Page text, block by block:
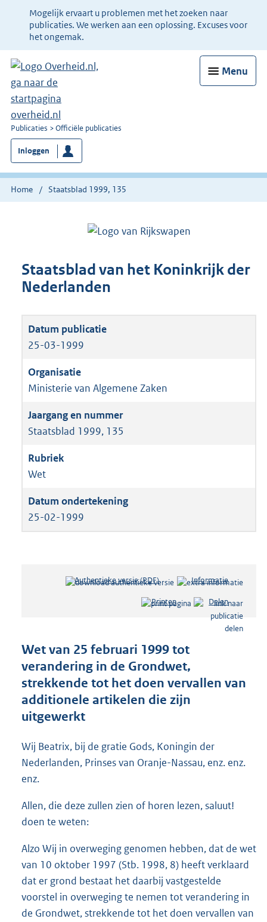
Ter
informatie:
Mogelijk ervaart u problemen met het zoeken naar
publicaties. We werken aan een oplossing. Excuses voor
het ongemak.
Menu
U
bent
nu
hier:
Publicaties Officiële publicaties
Inloggen
Home Staatsblad 1999, 135
Staatsblad van het Koninkrijk der
Nederlanden
25-03-1999
Ministerie van Algemene Zaken
Staatsblad 1999, 135
Wet
25-02-1999
Authentieke versie (PDF)b
s
n
d
s
g
r
o
t
:
K
Informatie
Printen Delen
Wet van 25 februari 1999 tot
verandering in de Grondwet,
strekkende tot het doen vervallen van
additionele artikelen die zijn
uitgewerkt
Wij Beatrix, bij de gratie Gods, Koningin der
Nederlanden, Prinses van Oranje-Nassau, enz. enz.
enz.
Allen, die deze zullen zien of horen lezen, saluut!
doen te weten:
Alzo Wij in overweging genomen hebben, dat de wet
van 10 oktober 1997 (Stb. 1998, 8) heeft verklaard
dat er grond bestaat het daarbij vastgestelde
voorstel in overweging te nemen tot verandering in
de Grondwet, strekkende tot het doen vervallen van